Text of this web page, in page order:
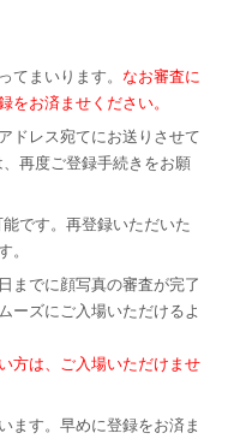
てまいります。なお審査に
をお済ませください。
ドレス宛てにお送りさせて
再度ご登録手続きをお願
です。再登録いただいた
。
までに顔写真の審査が完了
ーズにご入場いただけるよ
方は、ご入場いただけませ
ます。早めに登録をお済ま